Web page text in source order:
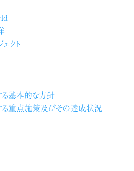
クト
基本的な方針
重点施策及びその達成状況